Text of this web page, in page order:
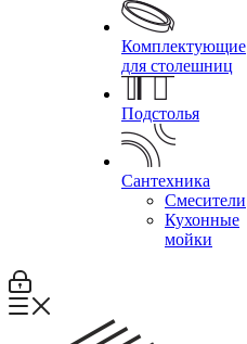
Комплектующие
для столешниц
Подстолья
Сантехника
Смесители
Кухонные
мойки